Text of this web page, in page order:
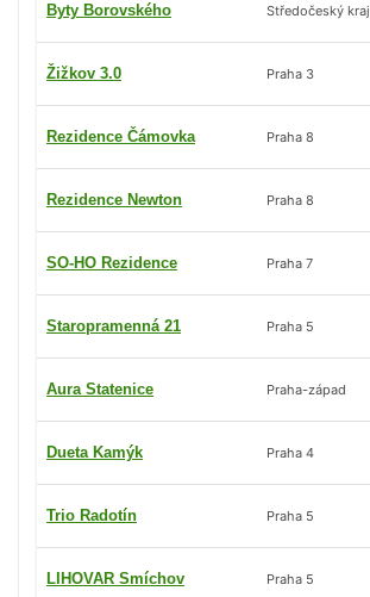
Byty Borovského Středočeský kraj
Žižkov 3.0 Praha 3
Rezidence Čámovka Praha 8
Rezidence Newton Praha 8
SO-HO Rezidence Praha 7
Staropramenná 21 Praha 5
Aura Statenice Praha-západ
Dueta Kamýk Praha 4
Trio Radotín Praha 5
LIHOVAR Smíchov Praha 5